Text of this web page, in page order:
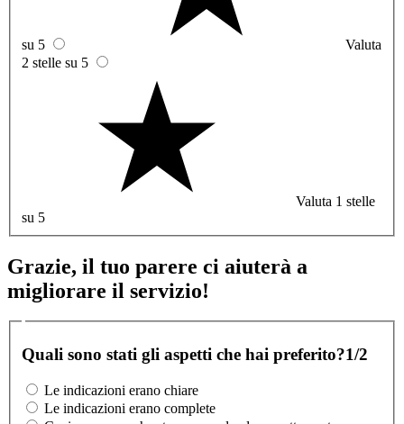
su 5
Valuta
2 stelle su 5
Valuta 1 stelle
su 5
Grazie, il tuo parere ci aiuterà a
migliorare il servizio!
Quali sono stati gli aspetti che hai preferito?1/2
Le indicazioni erano chiare
Le indicazioni erano complete